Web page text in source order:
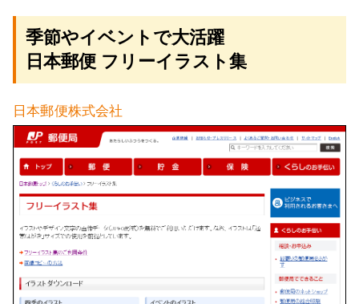
季節やイベントで大活躍
日本郵便 フリーイラスト集
日本郵便株式会社